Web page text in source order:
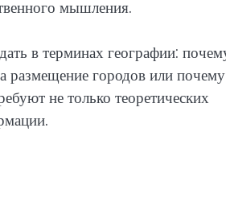
мышления.
в терминах географии:
размещение городов или почему
не только теоретических